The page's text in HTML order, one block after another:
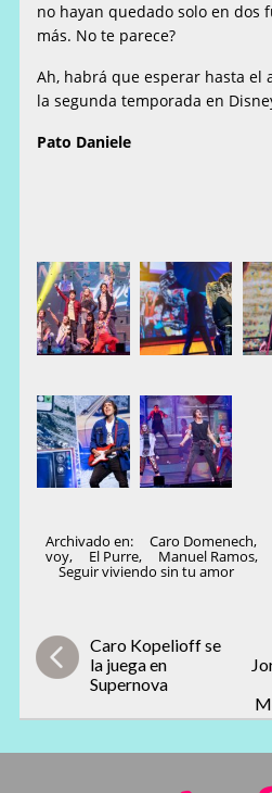
no hayan quedado solo en dos
más. No te parece?
Ah, habrá que esperar hasta el
la segunda temporada en
Pato Daniele
Archivado en: Caro Domenech,
voy, El Purre, Manuel Ramos,
Seguir viviendo sin tu amor
Caro Kopelioff se
la juega en
Supernova